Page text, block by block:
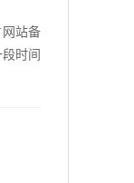
站备
时间